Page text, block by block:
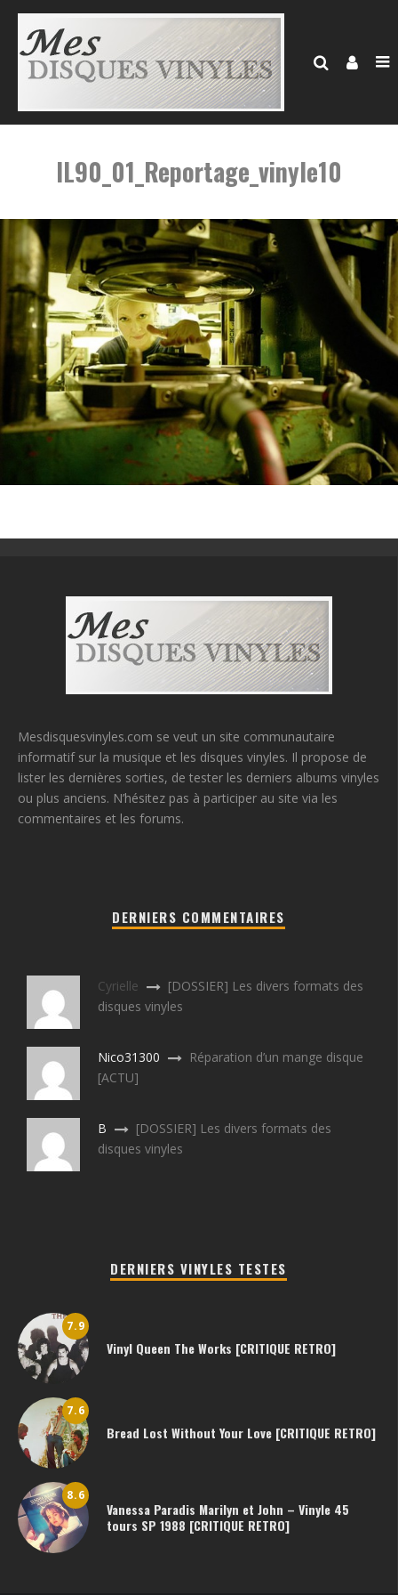
IL90_01_Reportage_vinyle10
Mesdisquesvinyles.com se veut un site communautaire
informatif sur la musique et les disques vinyles. Il propose de
lister les dernières sorties, de tester les derniers albums vinyles
ou plus anciens. N’hésitez pas à participer au site via les
commentaires et les forums.
DERNIERS COMMENTAIRES
Cyrielle
[DOSSIER] Les divers formats des
disques vinyles
Nico31300
Réparation d’un mange disque
[ACTU]
B
[DOSSIER] Les divers formats des
disques vinyles
DERNIERS VINYLES TESTES
7.9
Vinyl Queen The Works [CRITIQUE RETRO]
7.6
Bread Lost Without Your Love [CRITIQUE RETRO]
8.6
Vanessa Paradis Marilyn et John – Vinyle 45
tours SP 1988 [CRITIQUE RETRO]